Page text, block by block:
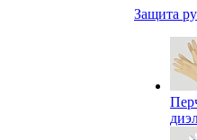
Защита